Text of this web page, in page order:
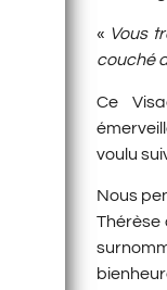
« Vous
couché
Ce
voulu
Nous
Thérèse